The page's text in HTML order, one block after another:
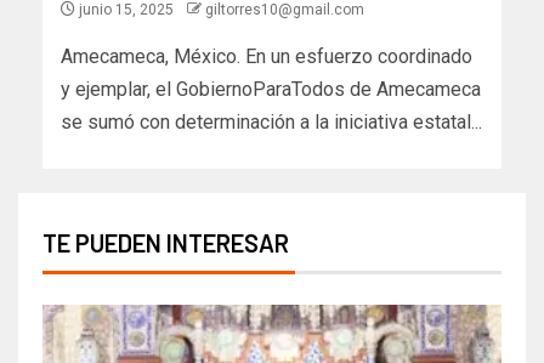
junio 15, 2025 giltorres10@gmail.com
Amecameca, México. En un esfuerzo coordinado
y ejemplar, el GobiernoParaTodos de Amecameca
se sumó con determinación a la iniciativa estatal...
TE PUEDEN INTERESAR